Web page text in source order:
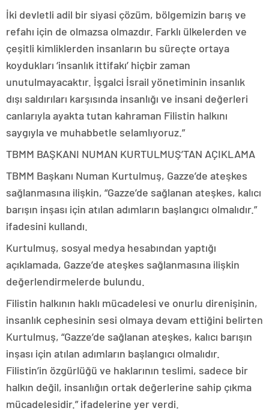
İki devletli adil bir siyasi çözüm, bölgemizin barış ve
refahı için de olmazsa olmazdır. Farklı ülkelerden ve
çeşitli kimliklerden insanların bu süreçte ortaya
koydukları ‘insanlık ittifakı’ hiçbir zaman
unutulmayacaktır. İşgalci İsrail yönetiminin insanlık
dışı saldırıları karşısında insanlığı ve insani değerleri
canlarıyla ayakta tutan kahraman Filistin halkını
saygıyla ve muhabbetle selamlıyoruz.”
TBMM BAŞKANI NUMAN KURTULMUŞ’TAN AÇIKLAMA
TBMM Başkanı Numan Kurtulmuş, Gazze’de ateşkes
sağlanmasına ilişkin, “Gazze’de sağlanan ateşkes, kalıcı
barışın inşası için atılan adımların başlangıcı olmalıdır.”
ifadesini kullandı.
Kurtulmuş, sosyal medya hesabından yaptığı
açıklamada, Gazze’de ateşkes sağlanmasına ilişkin
değerlendirmelerde bulundu.
Filistin halkının haklı mücadelesi ve onurlu direnişinin,
insanlık cephesinin sesi olmaya devam ettiğini belirten
Kurtulmuş, “Gazze’de sağlanan ateşkes, kalıcı barışın
inşası için atılan adımların başlangıcı olmalıdır.
Filistin’in özgürlüğü ve haklarının teslimi, sadece bir
halkın değil, insanlığın ortak değerlerine sahip çıkma
mücadelesidir.” ifadelerine yer verdi.